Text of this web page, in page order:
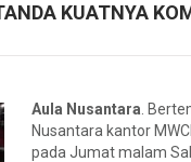
KUATNYA
Aula Nusantara .
Nusantara kantor
pada Jumat malam